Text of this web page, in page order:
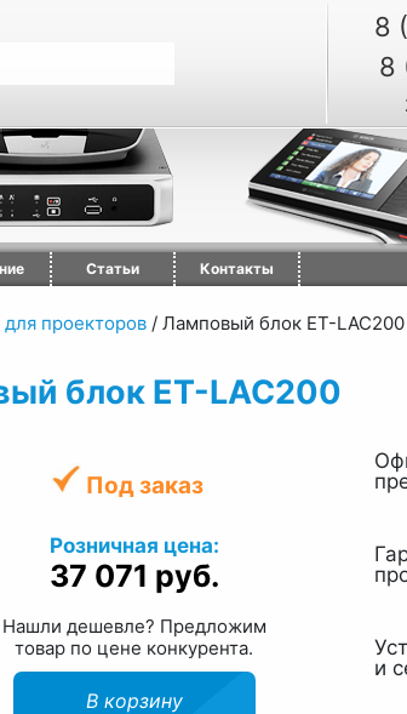
8
8
Статьи Контакты
проекторов / Ламповый блок ET-LAC200
блок ET-LAC200
Под заказ
Розничная цена:
37 071 руб.
Нашли дешевле? Предложим
товар по цене конкурента.
В корзину
и